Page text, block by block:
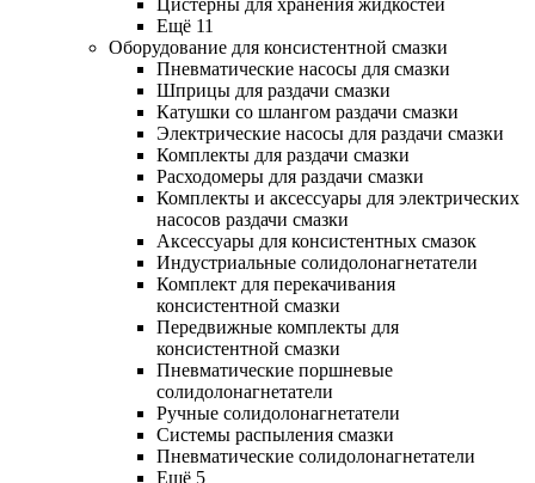
Цистерны для хранения жидкостей
Ещё 11
Оборудование для консистентной смазки
Пневматические насосы для смазки
Шприцы для раздачи смазки
Катушки со шлангом раздачи смазки
Электрические насосы для раздачи смазки
Комплекты для раздачи смазки
Расходомеры для раздачи смазки
Комплекты и аксессуары для электрических
насосов раздачи смазки
Аксессуары для консистентных смазок
Индустриальные солидолонагнетатели
Комплект для перекачивания
консистентной смазки
Передвижные комплекты для
консистентной смазки
Пневматические поршневые
солидолонагнетатели
Ручные солидолонагнетатели
Системы распыления смазки
Пневматические солидолонагнетатели
Ещё 5